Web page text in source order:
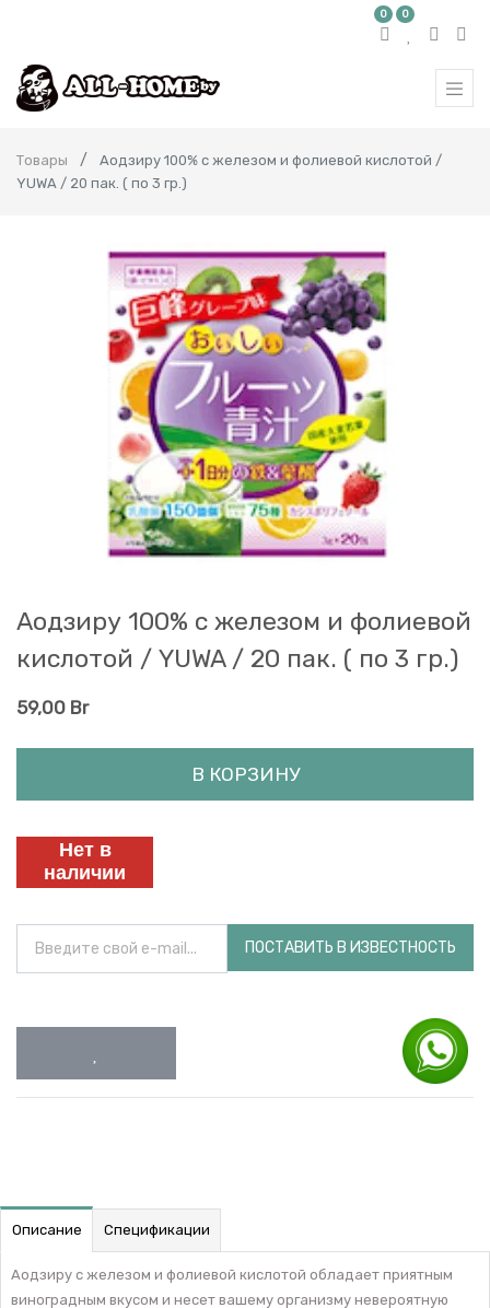
0 0
Товары
Аодзиру 100% с железом и фолиевой кислотой /
YUWA / 20 пак. ( по 3 гр.)
Аодзиру 100% с железом и фолиевой
кислотой / YUWA / 20 пак. ( по 3 гр.)
59,00 Br
В КОРЗИНУ
Нет в
наличии
ПОСТАВИТЬ В ИЗВЕСТНОСТЬ
Описание Спецификации
Аодзиру с железом и фолиевой кислотой обладает приятным
виноградным вкусом и несет вашему организму невероятную